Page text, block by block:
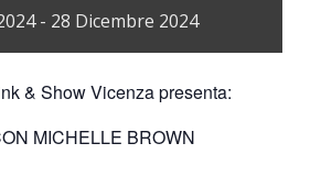
- 28 Dicembre 2024
& Show Vicenza presenta:
MICHELLE BROWN